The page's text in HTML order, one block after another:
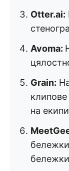
Otter.ai:
Avoma:
Grain:
на